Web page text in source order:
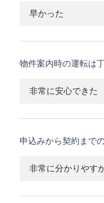
早かった
物件案内時の運転は
非常に安心できた
申込みから契約まで
非常に分かりやす